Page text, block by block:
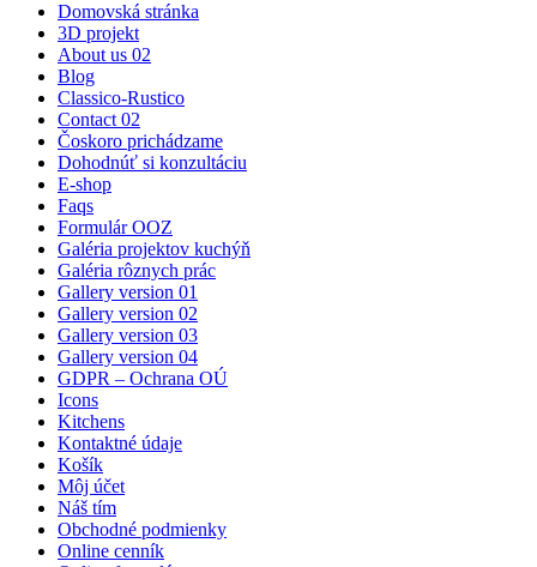
Domovská stránka
3D projekt
About us 02
Blog
Classico-Rustico
Contact 02
Čoskoro prichádzame
Dohodnúť si konzultáciu
E-shop
Faqs
Formulár OOZ
Galéria projektov kuchýň
Galéria rôznych prác
Gallery version 01
Gallery version 02
Gallery version 03
Gallery version 04
GDPR – Ochrana OÚ
Icons
Kitchens
Kontaktné údaje
Košík
Môj účet
Náš tím
Obchodné podmienky
Online cenník